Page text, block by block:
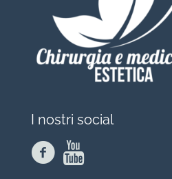
I nostri social